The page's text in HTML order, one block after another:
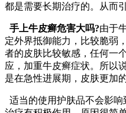
都是需要长期治疗的。从而
手上牛皮癣危害大吗?由于
定外界抵御能力，比较脆弱
者的皮肤比较敏感，任何一
应，加重牛皮癣症状。所以
是在急性进展期，皮肤更加
适当的使用护肤品不会影